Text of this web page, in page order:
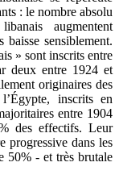
: le nombre absolu
augmentent
sensiblement.
» sont inscrits entre
deux entre 1924 et
originaires des
inscrits en
entre 1904
des effectifs. Leur
progressive dans les
50% - et très brutale